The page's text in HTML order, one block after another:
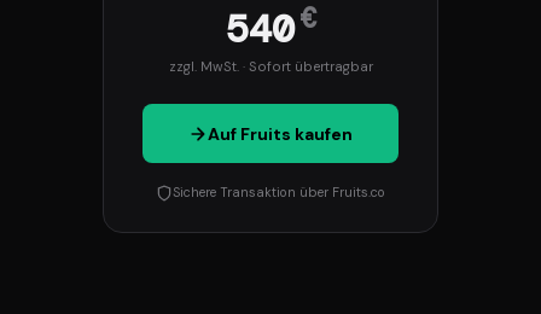
540€
zzgl. MwSt. · Sofort übertragbar
Auf Fruits kaufen
Sichere Transaktion über Fruits.co